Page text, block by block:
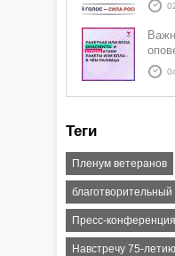
Теги
Пленум ветеранов
благотворительный
Пресс-конференция
Навстречу 75-